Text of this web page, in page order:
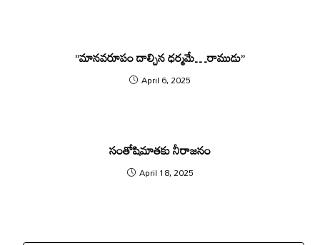
”మానవరూపం దాల్చిన ధర్మమే…రాముడు”
April 6, 2025
సంతోషిమాతకు నీరాజనం
April 18, 2025